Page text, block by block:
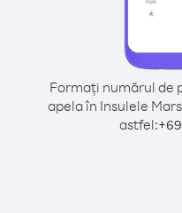
Formați numărul de
apela în Insulele
astfel:+